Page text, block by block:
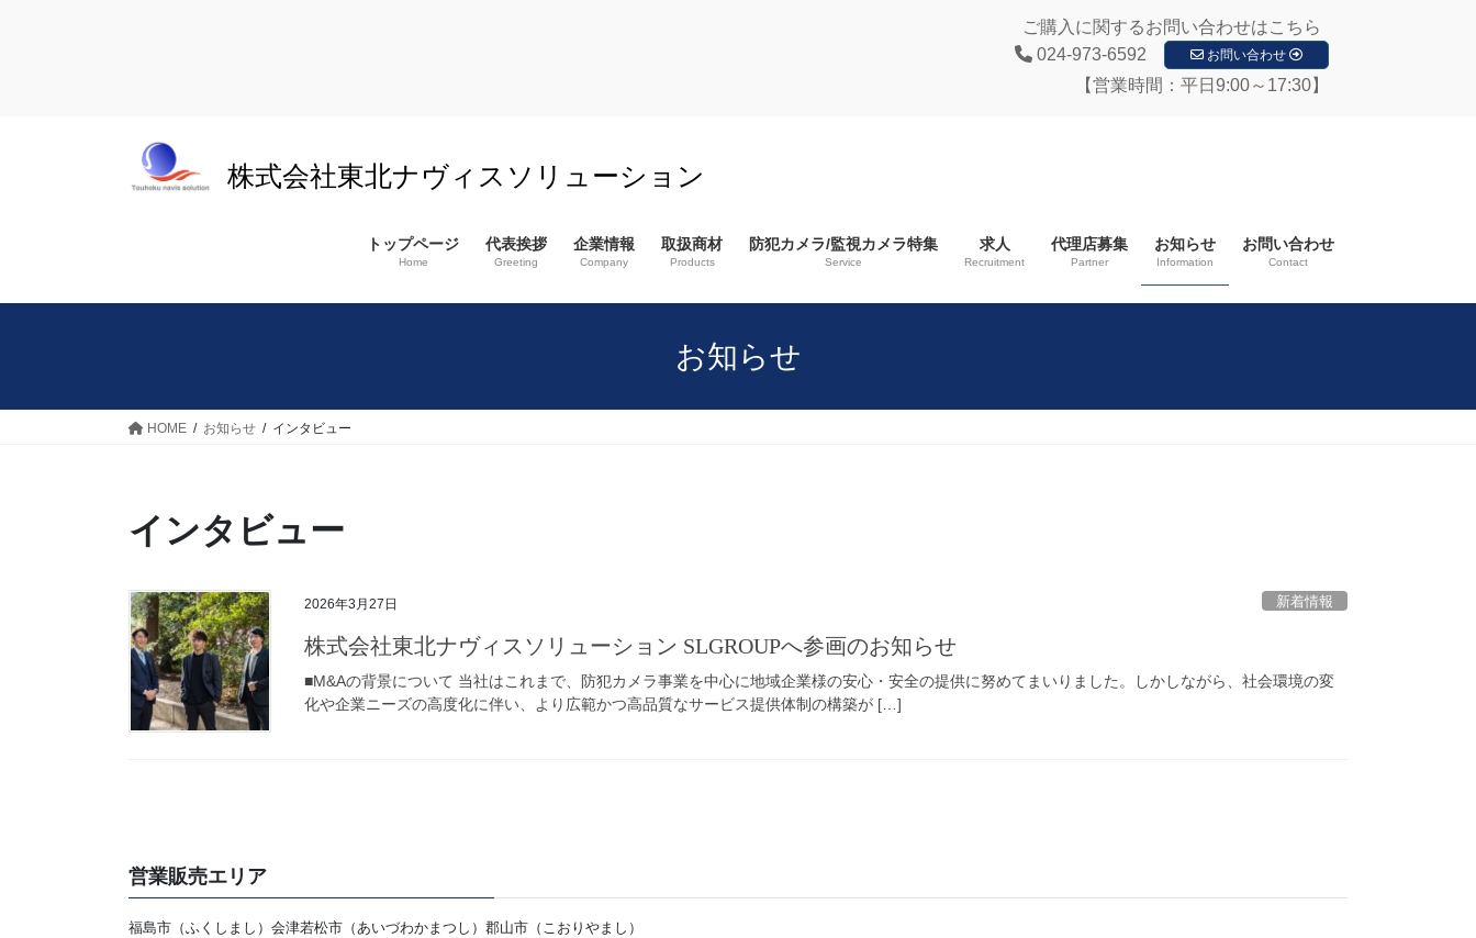
ご購入に関するお問い合わせはこちら
024-973-6592
お問い合わせ
【営業時間：平日9:00～17:30】
株式会社東北ナヴィスソリューション
トップページ
Home
代表挨拶
Greeting
企業情報
Company
取扱商材
Products
防犯カメラ/監視カメラ特集
Service
求人
Recruitment
代理店募集
Partner
お知らせ
Information
お問い合わせ
Contact
お知らせ
HOME お知らせ インタビュー
インタビュー
2026年3月27日 新着情報
株式会社東北ナヴィスソリューション SLGROUPへ参画のお知らせ
■M&Aの背景について 当社はこれまで、防犯カメラ事業を中心に地域企業様の安心・安全の提供に努めてまいりました。しかしながら、社会環境の変
化や企業ニーズの高度化に伴い、より広範かつ高品質なサービス提供体制の構築が […]
営業販売エリア
福島市（ふくしまし）会津若松市（あいづわかまつし）郡山市（こおりやまし）